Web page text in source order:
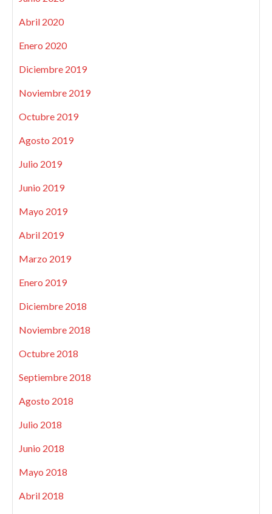
Abril 2020
Enero 2020
Diciembre 2019
Noviembre 2019
Octubre 2019
Agosto 2019
Julio 2019
Junio 2019
Mayo 2019
Abril 2019
Marzo 2019
Enero 2019
Diciembre 2018
Noviembre 2018
Octubre 2018
Septiembre 2018
Agosto 2018
Julio 2018
Junio 2018
Mayo 2018
Abril 2018